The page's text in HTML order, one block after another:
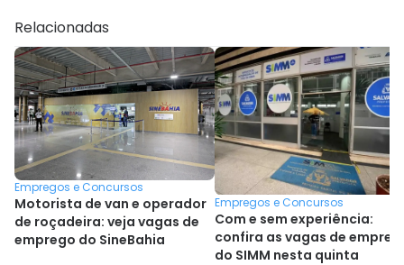
Relacionadas
Empregos e Concursos
Motorista de van e operador
de roçadeira: veja vagas de
emprego do SineBahia
Empregos e Concursos
Com e sem experiência:
confira as vagas de
do SIMM nesta quinta